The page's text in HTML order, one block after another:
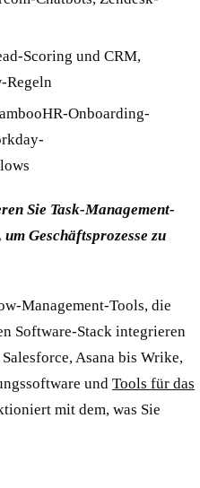
Scoring und CRM,
Regeln
Onboarding-
Sie Task-Management-
Geschäftsprozesse zu
Management-Tools, die
Software-Stack integrieren
Asana bis Wrike,
und Tools für das
mit dem, was Sie